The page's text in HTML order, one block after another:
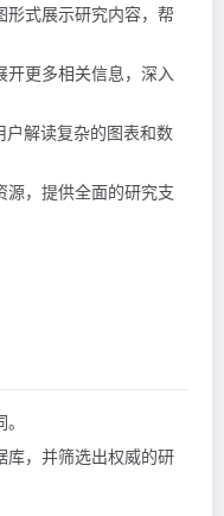
形式展示研究内容，帮
开更多相关信息，深入
户解读复杂的图表和数
源，提供全面的研究支
库，并筛选出权威的研